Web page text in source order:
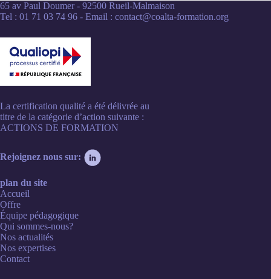
65 av Paul Doumer - 92500 Rueil-Malmaison
Tel : 01 71 03 74 96 - Email : contact@coalta-formation.org
La certification qualité a été délivrée au
titre de la catégorie d’action suivante :
ACTIONS DE FORMATION
Rejoignez nous sur:
plan du site
Accueil
Offre
Équipe pédagogique
Qui sommes-nous?
Nos actualités
Nos expertises
Contact